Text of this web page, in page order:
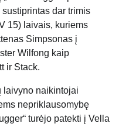
dar trimis
15) laivais, kuriems
Simpsonas į
Wilfong kaip
ir Stack.
laivyno naikintojai
nepriklausomybę
turėjo patekti į Vella